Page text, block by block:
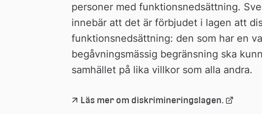
personer med funktionsnedsättning.
innebär att det är förbjudet i lagen att
funktionsnedsättning: den som har en
begåvningsmässig begränsning ska
samhället på lika villkor som alla andra.
Läs mer om diskrimineringslagen. Länk